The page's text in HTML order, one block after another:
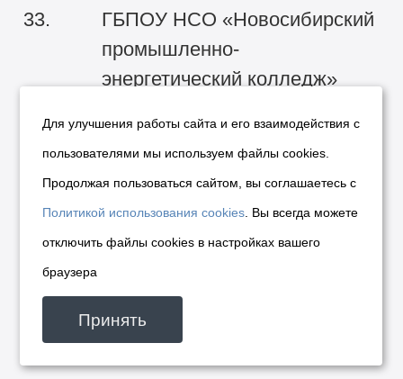
33.
ГБПОУ НСО «Новосибирский
промышленно-
энергетический колледж»
Директор Затолокин Максим
Юрьевич
в номинации«За стратегическое
партнерство и подготовку кадров
для реального сектора экономики»
награждаются:
Для улучшения работы сайта и его взаимодействия с
пользователями мы используем файлы cookies.
Продолжая пользоваться сайтом, вы соглашаетесь с
Политикой использования cookies . Вы всегда можете
отключить файлы cookies в настройках вашего
браузера
Принять